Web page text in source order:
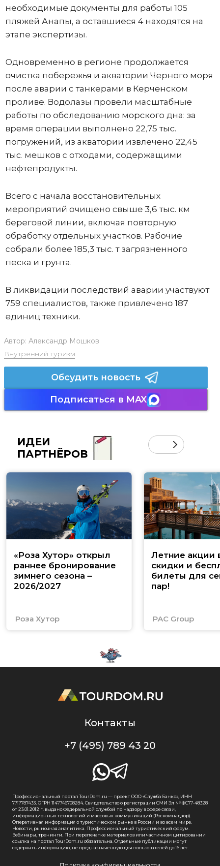
необходимые документы для работы 105
пляжей Анапы, а оставшиеся 4 находятся на
этапе экспертизы.
Одновременно в регионе продолжается
очистка побережья и акватории Черного моря
после аварии с танкерами в Керченском
проливе. Водолазы провели масштабные
работы по обследованию морского дна: за
время операции выполнено 22,75 тыс.
погружений, из акватории извлечено 22,45
тыс. мешков с отходами, содержащими
нефтепродукты.
Всего с начала восстановительных
мероприятий очищено свыше 3,6 тыс. км
береговой линии, включая повторную
обработку отдельных участков. Рабочие
собрали более 185,3 тыс. т загрязненного
песка и грунта.
В ликвидации последствий аварии участвуют
759 специалистов, также привлечено 187
единиц техники.
Автор: Александр Мошков
Внутренний туризм
Обсудить новость
Подписаться в MAX
ИДЕИ
ПАРТНЁРОВ
«Роза Хутор» открыл
раннее бронирование
зимнего сезона –
2026/2027
Роза Хутор
Летние акции
скидки и
билеты для
пар!
PAC Group
Контакты
+7 (495) 789 43 20
Профессиональный портал TourDom.ru — проект ООО «Служба Банко», ИНН
7717787433, ОГРН 1147746708284. Свидетельство о регистрации СМИ Эл № ФС77-48328
от 23.01.2012 г. выдано Федеральной службой по надзору в сфере связи,
информационных технологий и массовых коммуникаций (Роскомнадзор).
Оперативная информация о туристическом рынке в России и во всем мире.
Новости, рыночная аналитика. Профессиональный туристический форум.
Вебинары, тренинги. При перепечатке материалов или частичном цитировании
ссылка на портал TourDom.ru обязательна. Отдельные публикации могут
содержать информацию, не предназначенную для пользователей до 16 лет.